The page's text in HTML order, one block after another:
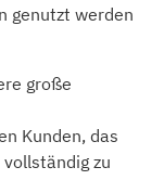
genutzt werden
große
Kunden, das
zu